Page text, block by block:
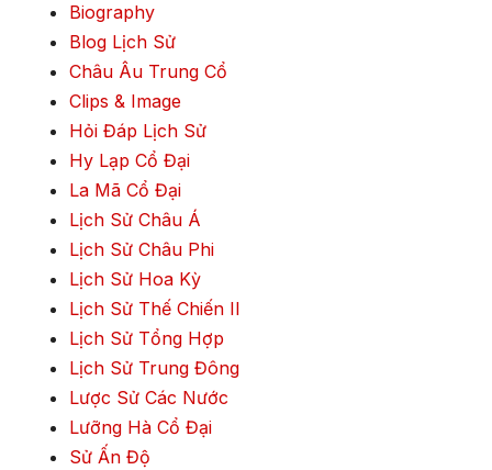
Biography
Blog Lịch Sử
Châu Âu Trung Cổ
Clips & Image
Hỏi Đáp Lịch Sử
Hy Lạp Cổ Đại
La Mã Cổ Đại
Lịch Sử Châu Á
Lịch Sử Châu Phi
Lịch Sử Hoa Kỳ
Lịch Sử Thế Chiến II
Lịch Sử Tổng Hợp
Lịch Sử Trung Đông
Lược Sử Các Nước
Lưỡng Hà Cổ Đại
Sử Ấn Độ